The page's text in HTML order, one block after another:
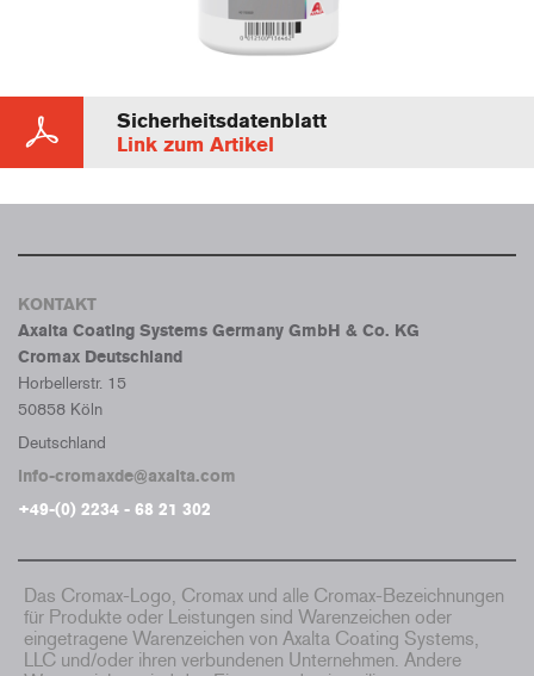
Sicherheitsdatenblatt
Link zum Artikel
KONTAKT
Axalta Coating Systems Germany GmbH & Co. KG
Cromax Deutschland
Horbellerstr. 15
50858 Köln
Deutschland
info-cromaxde@axalta.com
+49-(0) 2234 - 68 21 302
Das Cromax-Logo, Cromax und alle Cromax-Bezeichnungen
für Produkte oder Leistungen sind Warenzeichen oder
eingetragene Warenzeichen von Axalta Coating Systems,
LLC und/oder ihren verbundenen Unternehmen. Andere